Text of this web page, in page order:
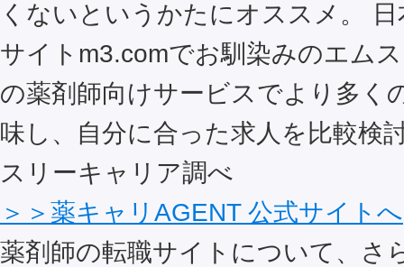
くないというかたにオススメ。
サイトm3.comでお馴染みのエム
の薬剤師向けサービスでより多く
味し、自分に合った求人を比較検
スリーキャリア調べ
＞＞薬キャリAGENT 公式サイトへ
薬剤師の転職サイトについて、さ